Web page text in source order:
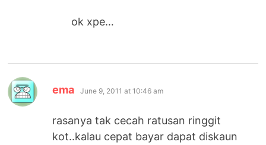
ok xpe…
ema says:
June 9, 2011 at 10:46 am
rasanya tak cecah ratusan ringgit
kot..kalau cepat bayar dapat diskaun